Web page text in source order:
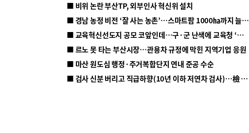
■ 비위 논란 부산TP, 외부인사 혁신위 설치
■ 경남 농정 비전 ‘잘 사는 농촌’…스마트팜 1000㏊까지 늘린다
■ 교육혁신선도지 공모 코앞인데…구·군 난색에 교육청 ‘쩔쩔’
■ 르노 못 타는 부산시장…관용차 규정에 막힌 지역기업 응원
■ 마산 원도심 행정·주거복합단지 연내 준공 수순
■ 검사 신분 버리고 직급하향(10년 이하 저연차 검사)…檢 중수청행 기피